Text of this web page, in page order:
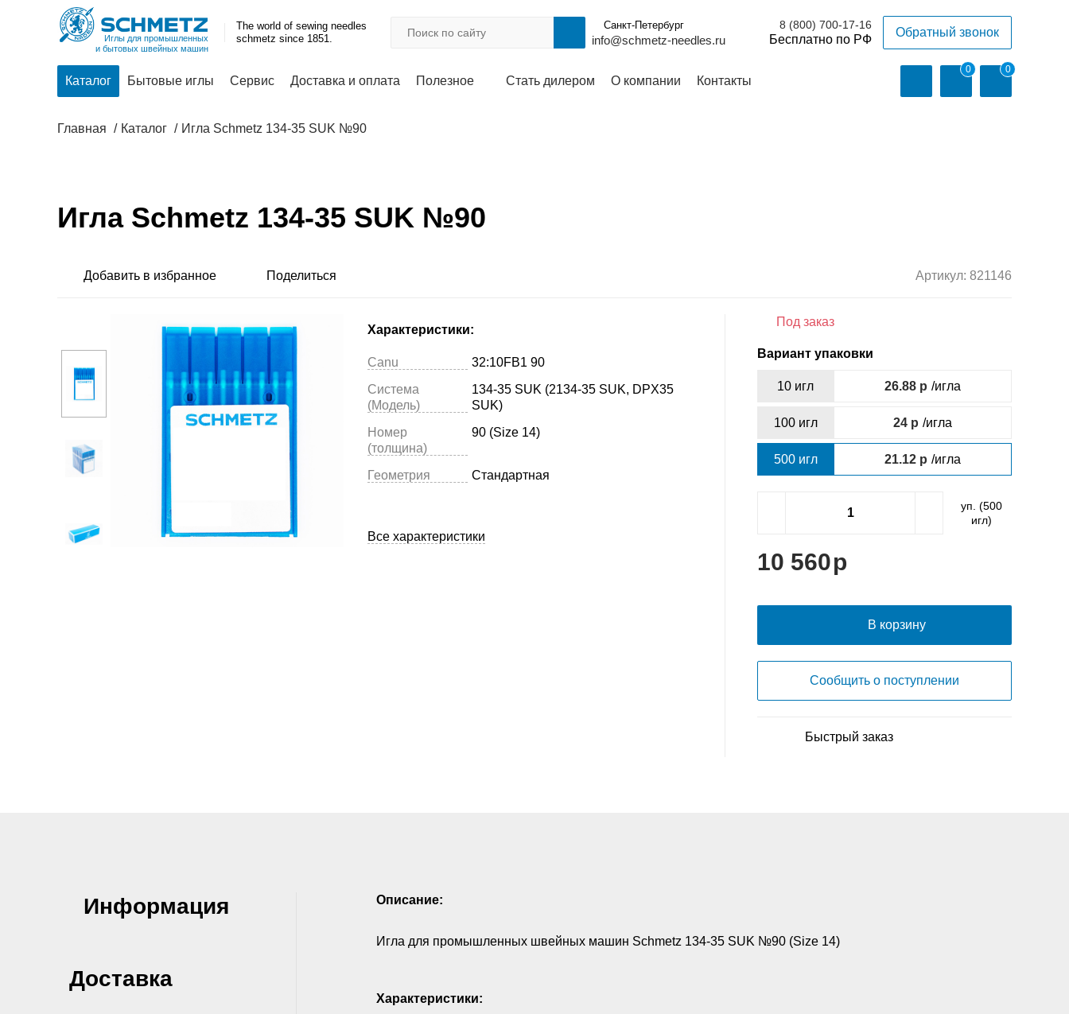
Иглы для промышленных
и бытовых швейных машин
The world of sewing needles
schmetz since 1851.
Санкт-Петербург
info@schmetz-needles.ru
8 (800) 700-17-16
Обратный звонок
Каталог Бытовые иглы Сервис Доставка и оплата Полезное Стать дилером О компании Контакты
0 0
Главная Каталог Игла Schmetz 134-35 SUK №90
Игла Schmetz 134-35 SUK №90
Артикул: 821146
Характеристики:
Canu
32:10FB1 90
Система
(Модель)
134-35 SUK (2134-35 SUK, DPX35
SUK)
Номер
(толщина)
90 (Size 14)
Геометрия Стандартная
Все характеристики
Под заказ
Вариант упаковки
10 игл 26.88 /игла
100 игл 24 /игла
500 игл 21.12 /игла
уп. (500
игл)
10 560
В корзину
Сообщить о поступлении
Быстрый заказ
Информация
Доставка
Описание:
Игла для промышленных швейных машин Schmetz 134-35 SUK №90 (Size 14)
Характеристики: